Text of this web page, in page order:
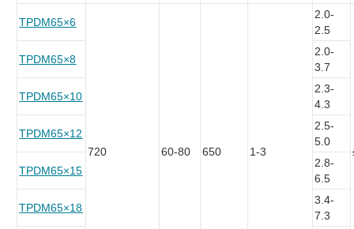
TPDM65×6
720 60-80 650 1-3
2.0-
2.5
TPDM65×8
2.0-
3.7
TPDM65×10
2.3-
4.3
TPDM65×12
2.5-
5.0
TPDM65×15
2.8-
6.5
TPDM65×18
3.4-
7.3